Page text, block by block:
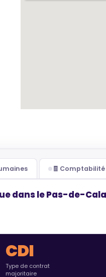
🧾 Comptabilité
dans le Pas-de-
CDI
Type de contrat
majoritaire